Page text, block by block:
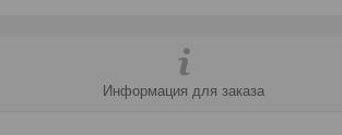
Информация для заказа